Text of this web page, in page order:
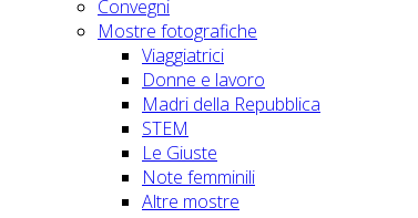
Convegni
Mostre fotografiche
Viaggiatrici
Donne e lavoro
Madri della Repubblica
STEM
Le Giuste
Note femminili
Altre mostre